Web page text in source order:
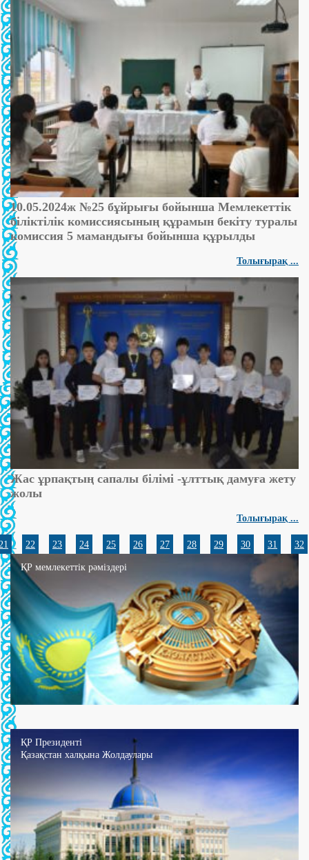
10.05.2024ж №25 бұйрығы бойынша Мемлекеттік
біліктілік комиссиясының құрамын бекіту туралы
комиссия 5 мамандығы бойынша құрылды
Толығырақ ...
Жас ұрпақтың сапалы білімі -ұлттық дамуға жету
жолы
Толығырақ ...
22 23 24 25 26 27 28 29 30 31 32
ҚР мемлекеттік рәміздері
ҚР Президенті
Қазақстан халқына Жолдаулары